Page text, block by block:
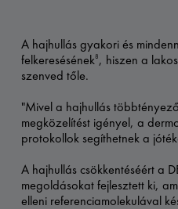
A hajhullás gyakori és
felkeresésének8 , hiszen a
szenved tőle.
"Mivel a hajhullás
megközelítést igényel, a
protokollok segíthetnek a
A hajhullás csökkentéséért a
megoldásokat fejlesztett ki,
elleni referenciamolekulával